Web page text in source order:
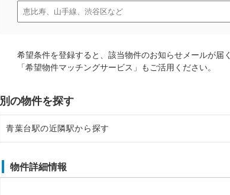
希望条件を登録すると、該当物件のお知らせメールが届く
「希望物件マッチングサービス」もご活用ください。
別の物件を探す
青葉台駅の近隣駅から探す
物件詳細情報